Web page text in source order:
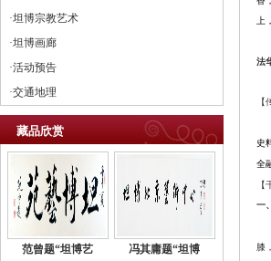
·坦博宗教艺术
·坦博画廊
·活动预告
·交通地理
藏品欣赏
范曾题“坦博艺 冯其庸题“坦博
法
【
史
全
一、
膝